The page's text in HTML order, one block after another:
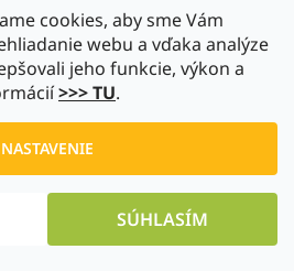
cookies, aby sme Vám
webu a vďaka analýze
jeho funkcie, výkon a
>>> TU.
NASTAVENIE
SÚHLASÍM
@bb-techniks.r.o.7746
. Všetky práva vyhradené.
nastavenie cookies